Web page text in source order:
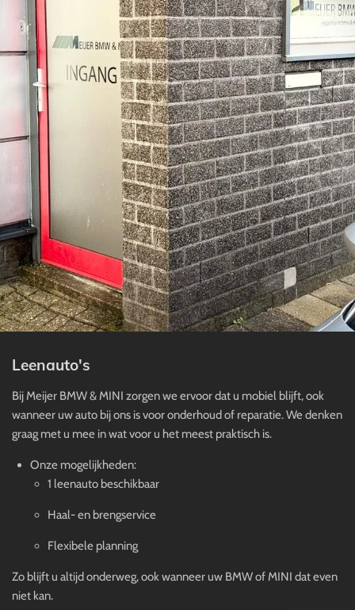
Leenauto's
Bij Meijer BMW & MINI zorgen we ervoor dat u mobiel blijft, ook
wanneer uw auto bij ons is voor onderhoud of reparatie. We denken
graag met u mee in wat voor u het meest praktisch is.
Onze mogelijkheden:
1 leenauto beschikbaar
Haal- en brengservice
Flexibele planning
Zo blijft u altijd onderweg, ook wanneer uw BMW of MINI dat even
niet kan.